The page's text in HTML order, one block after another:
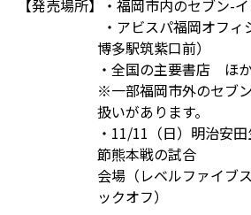
【発売場所】
・福岡市内のセブン-
・アビスパ福岡オフ
博多駅筑紫口前）
・全国の主要書店 ほ
※一部福岡市外のセブ
扱いがあります。
・11/11（日）明治安
節熊本戦の試合
会場（レベルファイブ
ックオフ）